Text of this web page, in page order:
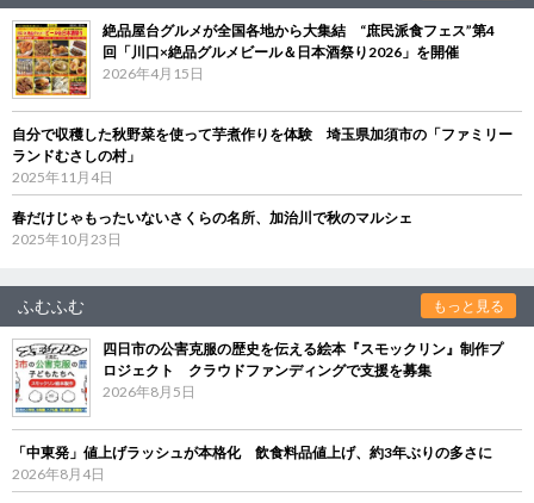
絶品屋台グルメが全国各地から大集結 “庶民派食フェス”第4
回「川口×絶品グルメビール＆日本酒祭り2026」を開催
2026年4月15日
自分で収穫した秋野菜を使って芋煮作りを体験 埼玉県加須市の「ファミリー
ランドむさしの村」
2025年11月4日
春だけじゃもったいないさくらの名所、加治川で秋のマルシェ
2025年10月23日
ふむふむ もっと見る
四日市の公害克服の歴史を伝える絵本『スモックリン』制作プ
ロジェクト クラウドファンディングで支援を募集
2026年8月5日
「中東発」値上げラッシュが本格化 飲食料品値上げ、約3年ぶりの多さに
2026年8月4日